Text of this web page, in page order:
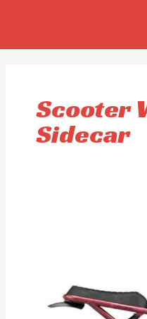
Scooter
Sidecar